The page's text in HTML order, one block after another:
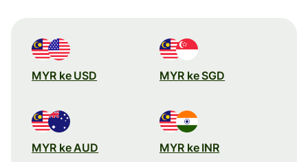
MYR ke USD MYR ke SGD
MYR ke AUD MYR ke INR